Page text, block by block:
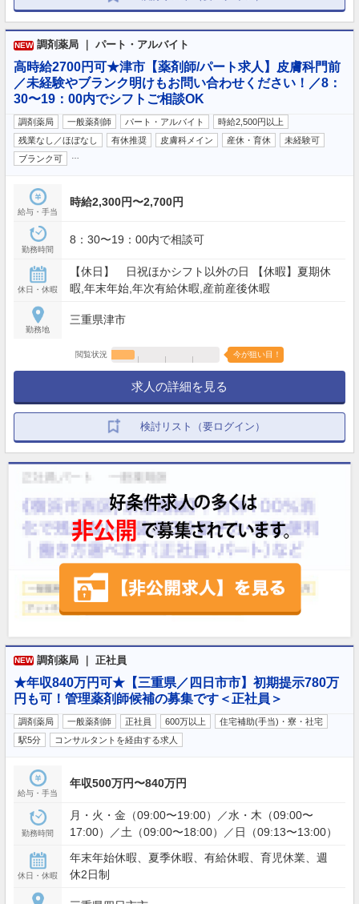
NEW 調剤薬局 ｜ パート・アルバイト
高時給2700円可★津市【薬剤師/パート求人】皮膚科門前
／未経験やブランク明けもお問い合わせください！／8：
30〜19：00内でシフトご相談OK
調剤薬局 一般薬剤師 パート・アルバイト
時給2,500円以上
残業なし／ほぼなし
有休推奨 皮膚科メイン 産休・育休
未経験可
ブランク可
給与・手当
時給2,300円〜2,700円
勤務時間
8：30〜19：00内で相談可
休日・休暇
【休日】 日祝ほかシフト以外の日 【休暇】夏期休
暇,年末年始,年次有給休暇,産前産後休暇
勤務地
三重県津市
閲覧状況 今が狙い目！
求人の詳細を見る
検討リスト（要ログイン）
NEW 調剤薬局 ｜ 正社員
★年収840万円可★【三重県／四日市市】初期提示780万
円も可！管理薬剤師候補の募集です＜正社員＞
調剤薬局 一般薬剤師 正社員 600万以上
住宅補助(手当)・寮・社宅
駅5分
コンサルタントを経由する求人
給与・手当
年収500万円〜840万円
勤務時間
月・火・金（09:00〜19:00）／水・木（09:00〜
17:00）／土（09:00〜18:00）／日（09:13〜13:00）
休日・休暇
年末年始休暇、夏季休暇、有給休暇、育児休業、週
休2日制